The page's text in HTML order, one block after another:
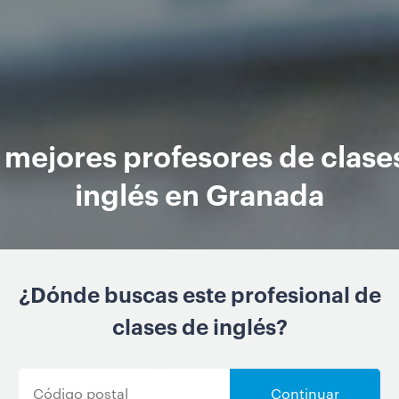
profesores de
inglés en Granada
¿Dónde buscas este profesional de
clases de inglés?
Continuar